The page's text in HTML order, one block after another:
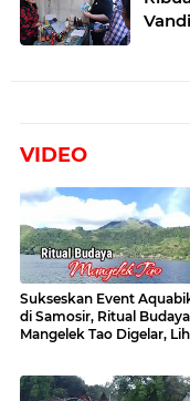
VIDEO
Sukseskan Event
di Samosir, Ritual Budaya
Mangelek Tao Digelar,